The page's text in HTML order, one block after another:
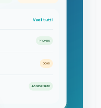
Vedi tutti
PRONTO
OGGI
AGGIORNATO